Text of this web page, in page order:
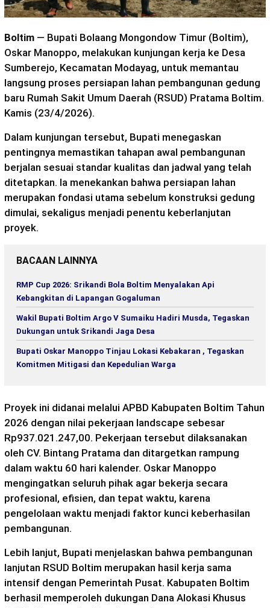
Boltim — Bupati Bolaang Mongondow Timur (Boltim),
Oskar Manoppo, melakukan kunjungan kerja ke Desa
Sumberejo, Kecamatan Modayag, untuk memantau
langsung proses persiapan lahan pembangunan gedung
baru Rumah Sakit Umum Daerah (RSUD) Pratama Boltim.
Kamis (23/4/2026).
Dalam kunjungan tersebut, Bupati menegaskan
pentingnya memastikan tahapan awal pembangunan
berjalan sesuai standar kualitas dan jadwal yang telah
ditetapkan. Ia menekankan bahwa persiapan lahan
merupakan fondasi utama sebelum konstruksi gedung
dimulai, sekaligus menjadi penentu keberlanjutan
proyek.
BACAAN LAINNYA
RMP Cup 2026: Srikandi Bola Boltim Menyalakan Api
Kebangkitan di Lapangan Gogaluman
Wakil Bupati Boltim Argo V Sumaiku Hadiri Musda, Tegaskan
Dukungan untuk Srikandi Jaga Desa
Bupati Oskar Manoppo Tinjau Lokasi Kebakaran , Tegaskan
Komitmen Mitigasi dan Kepedulian Warga
Proyek ini didanai melalui APBD Kabupaten Boltim Tahun
2026 dengan nilai pekerjaan landscape sebesar
Rp937.021.247,00. Pekerjaan tersebut dilaksanakan
oleh CV. Bintang Pratama dan ditargetkan rampung
dalam waktu 60 hari kalender. Oskar Manoppo
mengingatkan seluruh pihak agar bekerja secara
profesional, efisien, dan tepat waktu, karena
pengelolaan waktu menjadi faktor kunci keberhasilan
pembangunan.
Lebih lanjut, Bupati menjelaskan bahwa pembangunan
lanjutan RSUD Boltim merupakan hasil kerja sama
intensif dengan Pemerintah Pusat. Kabupaten Boltim
berhasil memperoleh dukungan Dana Alokasi Khusus